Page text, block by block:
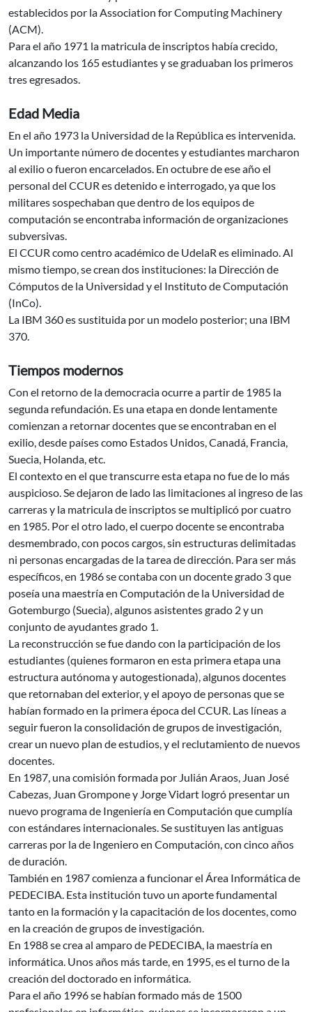
establecidos por la Association for Computing Machinery
(ACM).
Para el año 1971 la matricula de inscriptos había crecido,
alcanzando los 165 estudiantes y se graduaban los primeros
tres egresados.
Edad Media
En el año 1973 la Universidad de la República es intervenida.
Un importante número de docentes y estudiantes marcharon
al exilio o fueron encarcelados. En octubre de ese año el
personal del CCUR es detenido e interrogado, ya que los
militares sospechaban que dentro de los equipos de
computación se encontraba información de organizaciones
subversivas.
El CCUR como centro académico de UdelaR es eliminado. Al
mismo tiempo, se crean dos instituciones: la Dirección de
Cómputos de la Universidad y el Instituto de Computación
(InCo).
La IBM 360 es sustituida por un modelo posterior; una IBM
370.
Tiempos modernos
Con el retorno de la democracia ocurre a partir de 1985 la
segunda refundación. Es una etapa en donde lentamente
comienzan a retornar docentes que se encontraban en el
exilio, desde países como Estados Unidos, Canadá, Francia,
Suecia, Holanda, etc.
El contexto en el que transcurre esta etapa no fue de lo más
auspicioso. Se dejaron de lado las limitaciones al ingreso de las
carreras y la matricula de inscriptos se multiplicó por cuatro
en 1985. Por el otro lado, el cuerpo docente se encontraba
desmembrado, con pocos cargos, sin estructuras delimitadas
ni personas encargadas de la tarea de dirección. Para ser más
específicos, en 1986 se contaba con un docente grado 3 que
poseía una maestría en Computación de la Universidad de
Gotemburgo (Suecia), algunos asistentes grado 2 y un
conjunto de ayudantes grado 1.
La reconstrucción se fue dando con la participación de los
estudiantes (quienes formaron en esta primera etapa una
estructura autónoma y autogestionada), algunos docentes
que retornaban del exterior, y el apoyo de personas que se
habían formado en la primera época del CCUR. Las líneas a
seguir fueron la consolidación de grupos de investigación,
crear un nuevo plan de estudios, y el reclutamiento de nuevos
docentes.
En 1987, una comisión formada por Julián Araos, Juan José
Cabezas, Juan Grompone y Jorge Vidart logró presentar un
nuevo programa de Ingeniería en Computación que cumplía
con estándares internacionales. Se sustituyen las antiguas
carreras por la de Ingeniero en Computación, con cinco años
de duración.
También en 1987 comienza a funcionar el Área Informática de
PEDECIBA. Esta institución tuvo un aporte fundamental
tanto en la formación y la capacitación de los docentes, como
en la creación de grupos de investigación.
En 1988 se crea al amparo de PEDECIBA, la maestría en
informática. Unos años más tarde, en 1995, es el turno de la
creación del doctorado en informática.
Para el año 1996 se habían formado más de 1500